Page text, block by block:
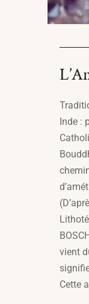
Inde :
vient
Cette